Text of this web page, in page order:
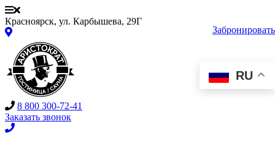
Красноярск, ул. Карбышева, 29Г
8 800 300-72-41
Заказать звонок
RU
Забронировать